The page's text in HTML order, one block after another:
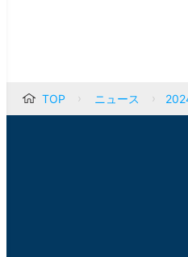
TOP ニュース